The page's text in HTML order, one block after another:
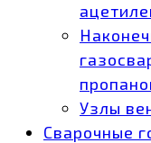
Узлы
Сварочные